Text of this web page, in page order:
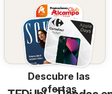
Descubre las
ofertas